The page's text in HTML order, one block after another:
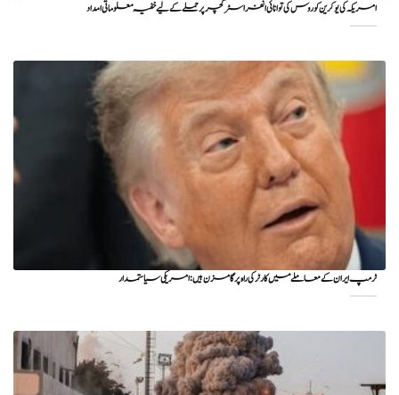
امریکہ کی یوکرین کو روس کی توانائی انفراسٹرکچر پر حملے کے لیے خفیہ معلوماتی امداد
ٹرمپ ایران کے معاملے میں کارٹر کی راہ پر گامزن ہیں: امریکی سیاستمدار